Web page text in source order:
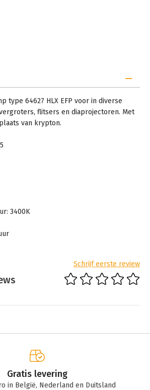
type 64627 HLX EFP voor in diverse
flitsers en diaprojectoren. Met
van krypton.
3400K
Schrijf eerste review
Gratis levering
in België, Nederland en Duitsland